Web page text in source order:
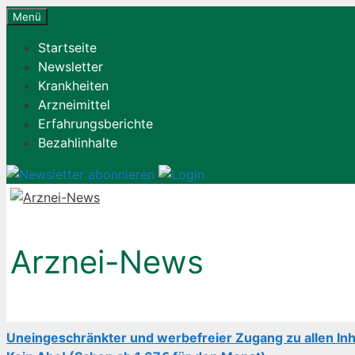
Zum
springen
Menü
Startseite
Newsletter
Krankheiten
Arzneimittel
Erfahrungsberichte
Bezahlinhalte
Arznei-News
Uneingeschränkter und werbefreier Zugang zu allen